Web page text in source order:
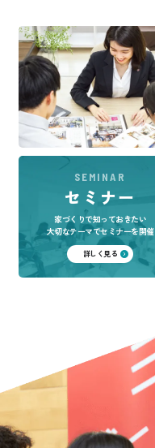
SEMINAR
セミナー
家づくりで知っておきたい
大切なテーマでセミナーを開催
詳しく見る